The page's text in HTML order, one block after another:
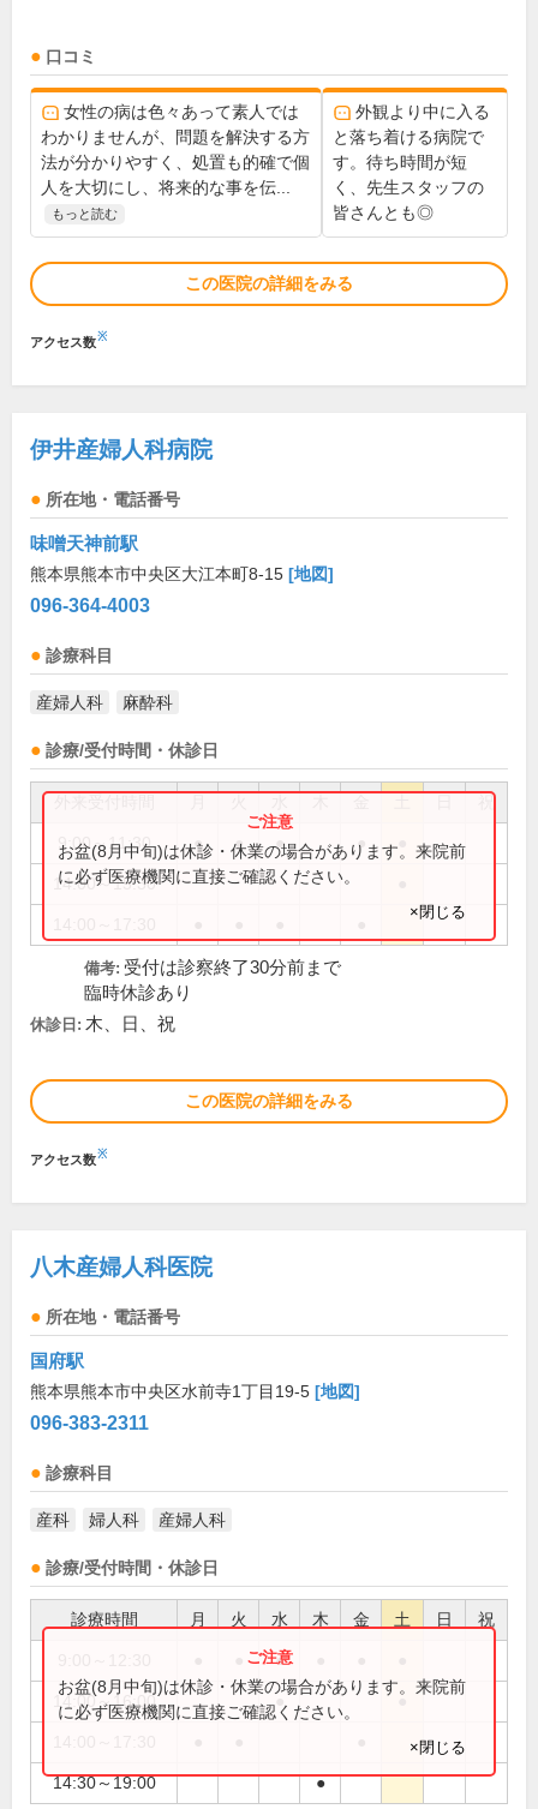
口コミ
女性の病は色々あって素人では
わかりませんが、問題を解決する方
法が分かりやすく、処置も的確で個
人を大切にし、将来的な事を伝...
もっと読む
外観より中に入る
と落ち着ける病院で
す。待ち時間が短
く、先生スタッフの
皆さんとも◎
この医院の詳細をみる
アクセス数※
伊井産婦人科病院
所在地・電話番号
味噌天神前駅
熊本県熊本市中央区大江本町8-15 [地図]
096-364-4003
診療科目
産婦人科 麻酔科
診療/受付時間・休診日
祝
9:00～11:30 ● ● ● ●
14:00～15:30
お盆(8月中旬)は休診・休業の場合があります。来院前
に必ず医療機関に直接ご確認ください。
×閉じる
備考: 受付は診察終了30分前まで
臨時休診あり
休診日: 木、日、祝
この医院の詳細をみる
アクセス数※
八木産婦人科医院
所在地・電話番号
国府駅
熊本県熊本市中央区水前寺1丁目19-5 [地図]
096-383-2311
診療科目
産科 婦人科 産婦人科
診療/受付時間・休診日
診療時間 月 火 水 木 金 土 日 祝
●
14:00～16:00 ● ●
14:30～19:00 ●
お盆(8月中旬)は休診・休業の場合があります。来院前
に必ず医療機関に直接ご確認ください。
×閉じる